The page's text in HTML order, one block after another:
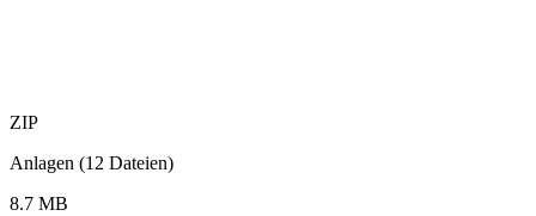
ZIP
Anlagen (12 Dateien)
8.7 MB